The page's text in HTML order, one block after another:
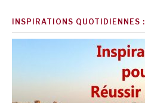
INSPIRATIONS QUOTIDIENNES :